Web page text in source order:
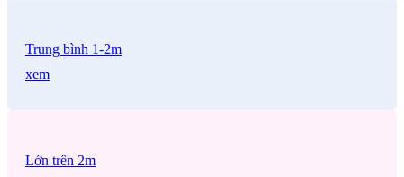
Trung bình 1-2m
xem
Lớn trên 2m